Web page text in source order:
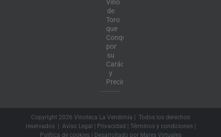
Vino
de
Toro
que
Conquista
por
su
Carácter
y
Precio
Copyright 2026 Vinoteca La Vendimia | Todos los derechos
reservados | Aviso Legal Privacidad Términos y condiciones|
Política de cookies| Desarrollado por Mares Virtuales